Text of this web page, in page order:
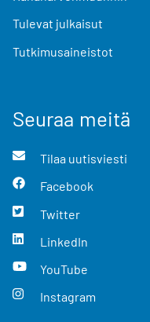
Tulevat julkaisut
Tutkimusaineistot
Seuraa meitä
Tilaa uutisviesti
Facebook
Twitter
LinkedIn
YouTube
Instagram